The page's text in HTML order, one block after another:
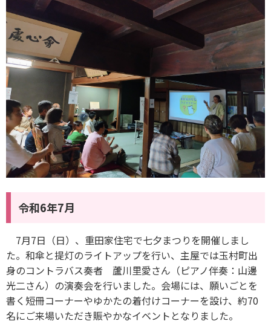
令和6年7月
7月7日（日）、重田家住宅で七夕まつりを開催しまし
た。和傘と提灯のライトアップを行い、主屋では玉村町出
身のコントラバス奏者 蘆川里愛さん（ピアノ伴奏：山邊
光二さん）の演奏会を行いました。会場には、願いごとを
書く短冊コーナーやゆかたの着付けコーナーを設け、約70
名にご来場いただき賑やかなイベントとなりました。